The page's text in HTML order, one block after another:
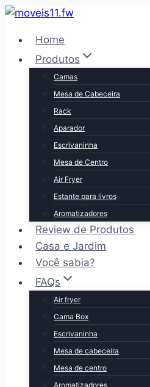
Pular
Conteúdo
Home
Produtos
Camas
Mesa de Cabeceira
Rack
Aparador
Escrivaninha
Mesa de Centro
Air Fryer
Estante para livros
Aromatizadores
Review de Produtos
Casa e Jardim
Você sabia?
FAQs
Air fryer
Cama Box
Escrivaninha
Mesa de cabeceira
Mesa de centro
Aromatizadores